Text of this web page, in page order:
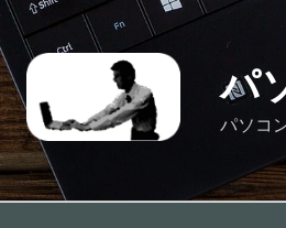
パ
パソコ